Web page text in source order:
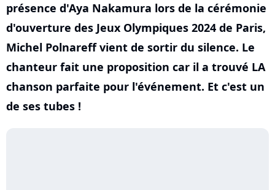
présence d'Aya Nakamura lors de la cérémonie
d'ouverture des Jeux Olympiques 2024 de Paris,
Michel Polnareff vient de sortir du silence. Le
chanteur fait une proposition car il a trouvé LA
chanson parfaite pour l'événement. Et c'est un
de ses tubes !